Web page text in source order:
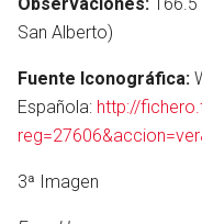
San Alberto)
Fuente Iconográfica:
Española: http://
3ª Imagen